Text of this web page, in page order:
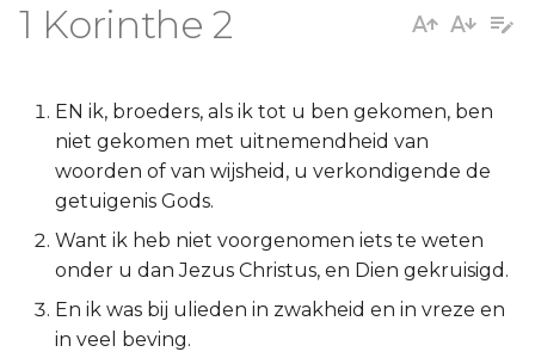
Leviticus
Numeri
Deuteronomium
Richteren
1 Korinthe 2:6-16
1 Korinthe 2
EN ik, broeders, als ik tot u ben gekomen, ben
niet gekomen met uitnemendheid van
woorden of van wijsheid, u verkondigende de
getuigenis Gods.
Want ik heb niet voorgenomen iets te weten
onder u dan Jezus Christus, en Dien gekruisigd.
En ik was bij ulieden in zwakheid en in vreze en
in veel beving.